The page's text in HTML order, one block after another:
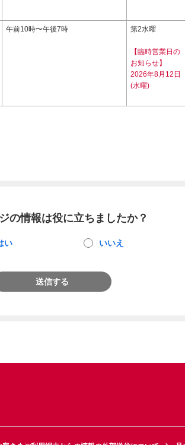
午前10時〜午後7時 第2水曜
【臨時営業日の
お知らせ】
2026年8月12日
(水曜)
の情報は役に立ちましたか？
い いいえ
送信する